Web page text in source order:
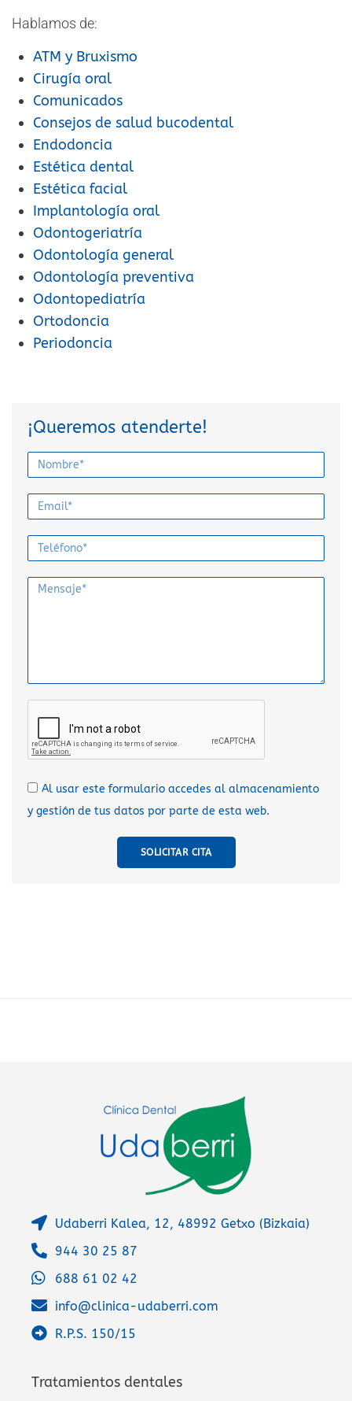
Hablamos de:
ATM y Bruxismo
Cirugía oral
Comunicados
Consejos de salud bucodental
Endodoncia
Estética dental
Estética facial
Implantología oral
Odontogeriatría
Odontología general
Odontología preventiva
Odontopediatría
Ortodoncia
Periodoncia
¡Queremos atenderte!
Al usar este formulario accedes al almacenamiento
y gestión de tus datos por parte de esta web.
SOLICITAR CITA
Udaberri Kalea, 12, 48992 Getxo (Bizkaia)
944 30 25 87
688 61 02 42
info@clinica-udaberri.com
R.P.S. 150/15
Tratamientos dentales